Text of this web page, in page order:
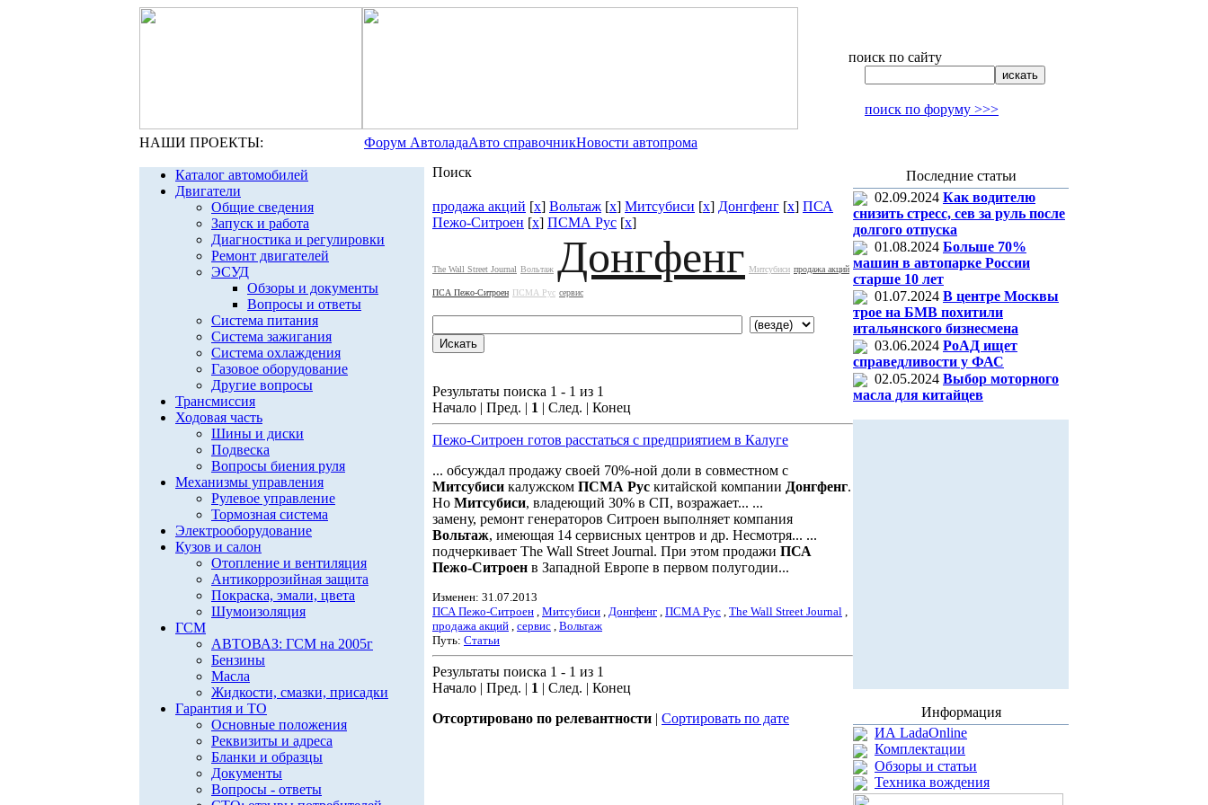
поиск по сайту
поиск по форуму >>>
НАШИ ПРОЕКТЫ: Форум АвтоладаАвто справочникНовости автопрома
Каталог автомобилей
Двигатели
Общие сведения
Запуск и работа
Диагностика и регулировки
Ремонт двигателей
ЭСУД
Обзоры и документы
Вопросы и ответы
Система питания
Система зажигания
Система охлаждения
Газовое оборудование
Другие вопросы
Трансмиссия
Ходовая часть
Шины и диски
Подвеска
Вопросы биения руля
Механизмы управления
Рулевое управление
Тормозная система
Электрооборудование
Кузов и салон
Отопление и вентиляция
Антикоррозийная защита
Покраска, эмали, цвета
Шумоизоляция
ГСМ
АВТОВАЗ: ГСМ на 2005г
Бензины
Масла
Жидкости, смазки, присадки
Гарантия и ТО
Основные положения
Реквизиты и адреса
Бланки и образцы
Документы
Вопросы - ответы
Поиск
продажа акций [x] Вольтаж [x] Митсубиси [x] Донгфенг [x] ПСА
Пежо-Ситроен [x] ПСМА Рус [x]
The Wall Street Journal Вольтаж Донгфенг Митсубиси продажа акций
ПСА Пежо-Ситроен ПСМА Рус сервис
Результаты поиска 1 - 1 из 1
Начало | Пред. | 1 | След. | Конец
Пежо-Ситроен готов расстаться с предприятием в Калуге
... обсуждал продажу своей 70%-ной доли в совместном с
Митсубиси калужском ПСМА Рус китайской компании Донгфенг.
Но Митсубиси, владеющий 30% в СП, возражает... ...
замену, ремонт генераторов Ситроен выполняет компания
Вольтаж, имеющая 14 сервисных центров и др. Несмотря... ...
подчеркивает The Wall Street Journal. При этом продажи ПСА
Пежо-Ситроен в Западной Европе в первом полугодии...
Изменен: 31.07.2013
ПСА Пежо-Ситроен , Митсубиси , Донгфенг , ПСМА Рус , The Wall Street Journal ,
продажа акций , сервис , Вольтаж
Путь: Статьи
Результаты поиска 1 - 1 из 1
Начало | Пред. | 1 | След. | Конец
Отсортировано по релевантности | Сортировать по дате
Последние статьи
02.09.2024 Как водителю
снизить стресс, сев за руль после
долгого отпуска
01.08.2024 Больше 70%
машин в автопарке России
старше 10 лет
01.07.2024 В центре Москвы
трое на БМВ похитили
итальянского бизнесмена
03.06.2024 РоАД ищет
справедливости у ФАС
02.05.2024 Выбор моторного
масла для китайцев
Информация
ИА LadaOnline
Комплектации
Обзоры и статьи
Техника вождения